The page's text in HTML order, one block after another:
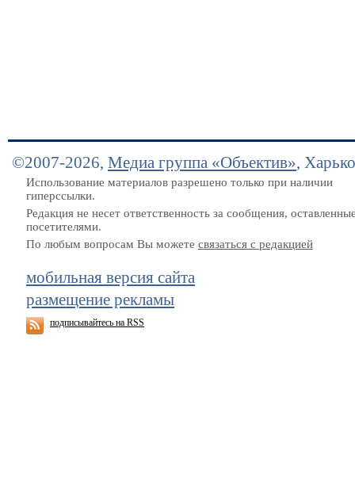
©2007-2026, Медиа группа «Объектив»,
Использование материалов разрешено только при наличии
гиперссылки.
Редакция не несет ответственность за сообщения,
посетителями.
По любым вопросам Вы можете связаться с редакцией
мобильная версия сайта
размещение рекламы
подписывайтесь на RSS